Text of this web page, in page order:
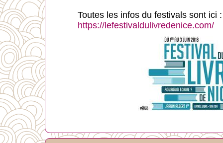
Toutes les infos du festivals sont ici :
https://lefestivaldulivredenice.com/